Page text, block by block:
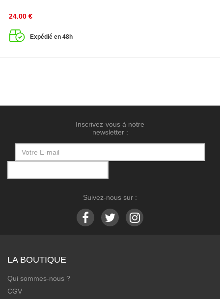
24.00 €
Expédié en 48h
Inscrivez-vous à notre
newsletter :
Suivez-nous sur :
LA BOUTIQUE
Qui sommes-nous ?
CGV